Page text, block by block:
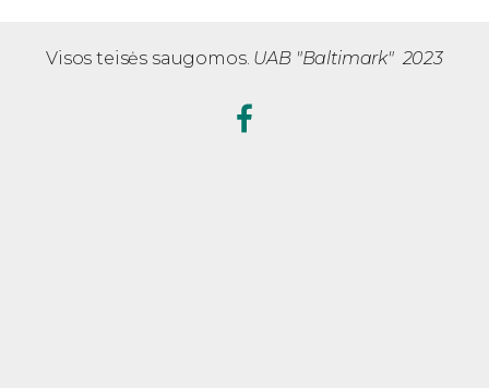
Visos teisės saugomos. UAB "Baltimark" 2023